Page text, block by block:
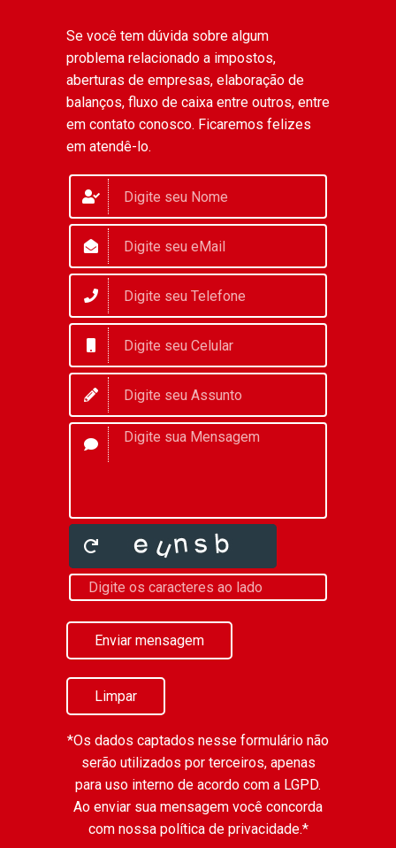
Se você tem dúvida sobre algum
problema relacionado a impostos,
aberturas de empresas, elaboração de
balanços, fluxo de caixa entre outros, entre
em contato conosco. Ficaremos felizes
em atendê-lo.
Enviar mensagem
Limpar
*Os dados captados nesse formulário não
serão utilizados por terceiros, apenas
para uso interno de acordo com a LGPD.
Ao enviar sua mensagem você concorda
com nossa política de privacidade.*